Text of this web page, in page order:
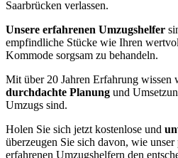
Saarbrücken verlassen.
Unsere erfahrenen Umzugshelfer
empfindliche Stücke wie Ihren
Kommode sorgsam zu behandeln.
Mit über 20 Jahren Erfahrung wissen
durchdachte Planung und
Umzugs sind.
Holen Sie sich jetzt kostenlose und
überzeugen Sie sich davon, wie unser
erfahrenen Umzugshelfern den